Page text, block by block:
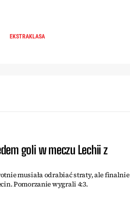
EKSTRAKLASA
goli w meczu Lechii z
musiała odrabiać straty, ale finalnie
Pomorzanie wygrali 4:3.